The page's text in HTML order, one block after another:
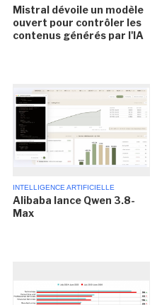
Mistral dévoile un modèle
ouvert pour contrôler les
contenus générés par l'IA
INTELLIGENCE ARTIFICIELLE
Alibaba lance Qwen 3.8-
Max